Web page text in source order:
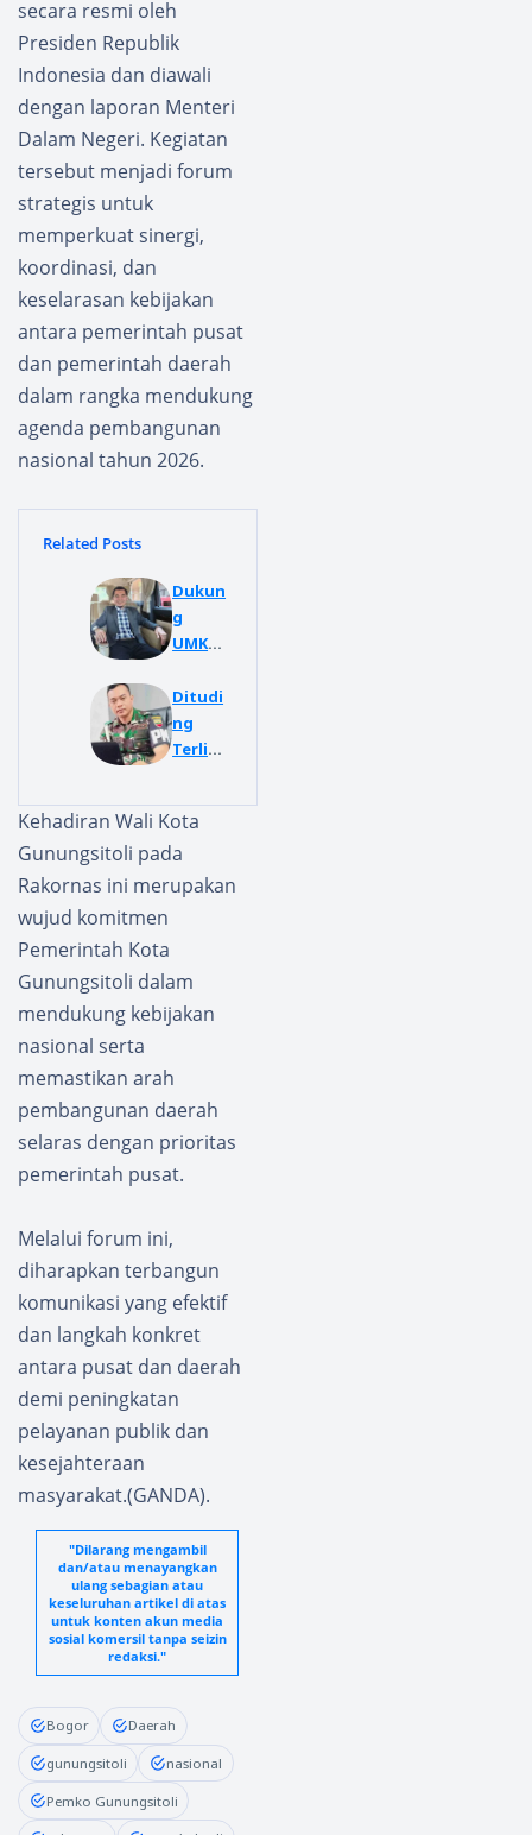
secara resmi oleh
Presiden Republik
Indonesia dan diawali
dengan laporan Menteri
Dalam Negeri. Kegiatan
tersebut menjadi forum
strategis untuk
memperkuat sinergi,
koordinasi, dan
keselarasan kebijakan
antara pemerintah pusat
dan pemerintah daerah
dalam rangka mendukung
agenda pembangunan
nasional tahun 2026.
Related Posts
Dukun
g
UMKM
akan
Ayam
Kampu
Bang
YD
Salurk
an
Modal
Bunga
Kepada
Daeli
Ditudi
ng
Terliba
Penga
manan
Proyek
Revitali
an
Nias,
san
Subde
npom
I/2-5
Kehadiran Wali Kota
Gunungsitoli pada
Rakornas ini merupakan
wujud komitmen
Pemerintah Kota
Gunungsitoli dalam
mendukung kebijakan
nasional serta
memastikan arah
pembangunan daerah
selaras dengan prioritas
pemerintah pusat.
Melalui forum ini,
diharapkan terbangun
komunikasi yang efektif
dan langkah konkret
antara pusat dan daerah
demi peningkatan
pelayanan publik dan
kesejahteraan
masyarakat.(GANDA).
"Dilarang mengambil
dan/atau menayangkan
ulang sebagian atau
keseluruhan artikel di atas
untuk konten akun media
sosial komersil tanpa seizin
redaksi."
Bogor Daerah
gunungsitoli nasional
Pemko Gunungsitoli